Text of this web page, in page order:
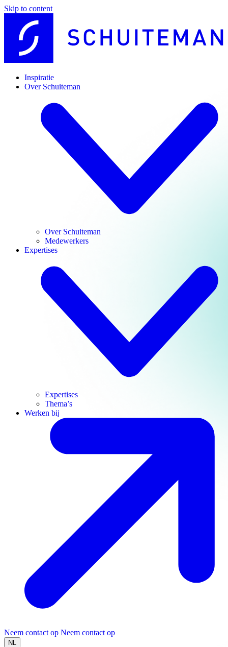
Skip to content
Inspiratie
Over Schuiteman
Over Schuiteman
Medewerkers
Expertises
Expertises
Thema’s
Werken bij
Neem contact op Neem contact op
NL